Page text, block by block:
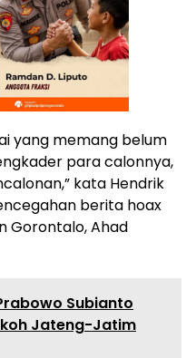
yang memang belum
para calonnya,
kata Hendrik
berita hoax
Gorontalo, Ahad
Subianto
Jateng-Jatim